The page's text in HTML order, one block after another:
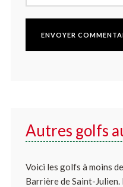
Autres golfs
Voici les golfs à moins
Barrière de Saint-